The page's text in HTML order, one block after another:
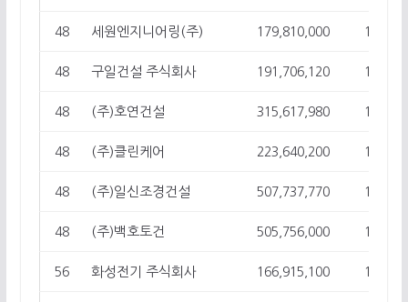
48 세원엔지니어링(주) 179,810,000 13
48 구일건설 주식회사 191,706,120 13
48 (주)호연건설 315,617,980 13
48 (주)클린케어 223,640,200 13
48 (주)일신조경건설 507,737,770 13
48 (주)백호토건 505,756,000 13
56 화성전기 주식회사 166,915,100 12